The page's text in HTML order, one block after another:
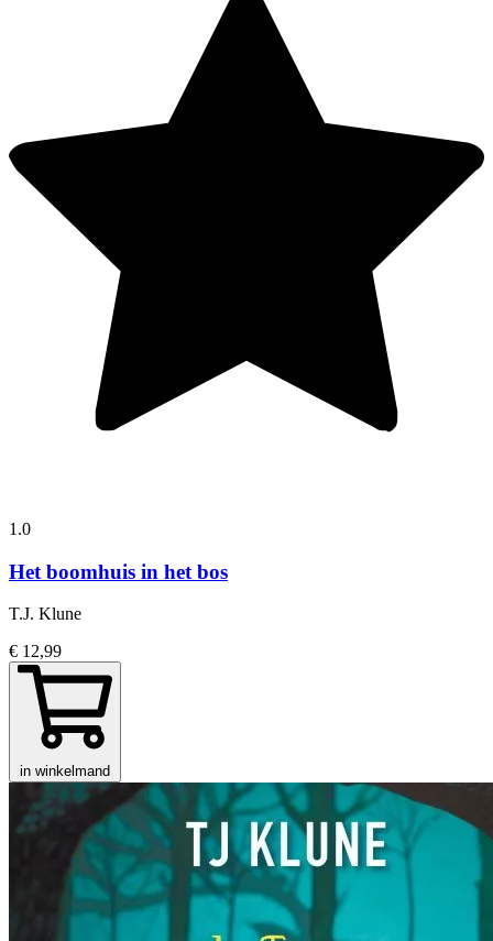
1.0
Het boomhuis in het bos
T.J. Klune
€ 12,99
in winkelmand